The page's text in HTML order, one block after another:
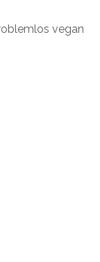
vegan